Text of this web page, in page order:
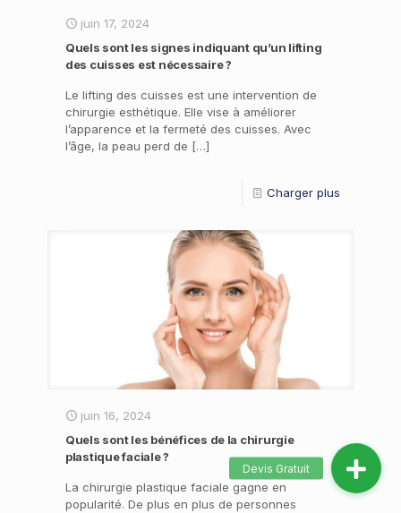
juin 17, 2024
Quels sont les signes indiquant qu’un lifting
des cuisses est nécessaire ?
Le lifting des cuisses est une intervention de
chirurgie esthétique. Elle vise à améliorer
l’apparence et la fermeté des cuisses. Avec
l’âge, la peau perd de […]
Charger plus
juin 16, 2024
Quels sont les bénéfices de la chirurgie
plastique faciale ?
La chirurgie plastique faciale gagne en
popularité. De plus en plus de personnes